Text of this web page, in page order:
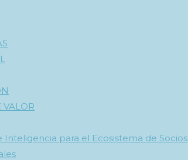
VALOR
para el Ecosistema de Socios